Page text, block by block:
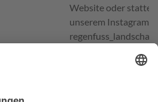
Website oder statte
unserem Instagram-